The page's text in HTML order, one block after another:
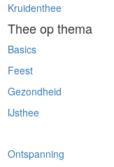
Kruidenthee
Thee op thema
Basics
Feest
Gezondheid
IJsthee
Ontspanning